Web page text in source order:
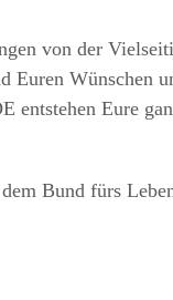
von der
Euren Wünschen
Eure
Bund fürs